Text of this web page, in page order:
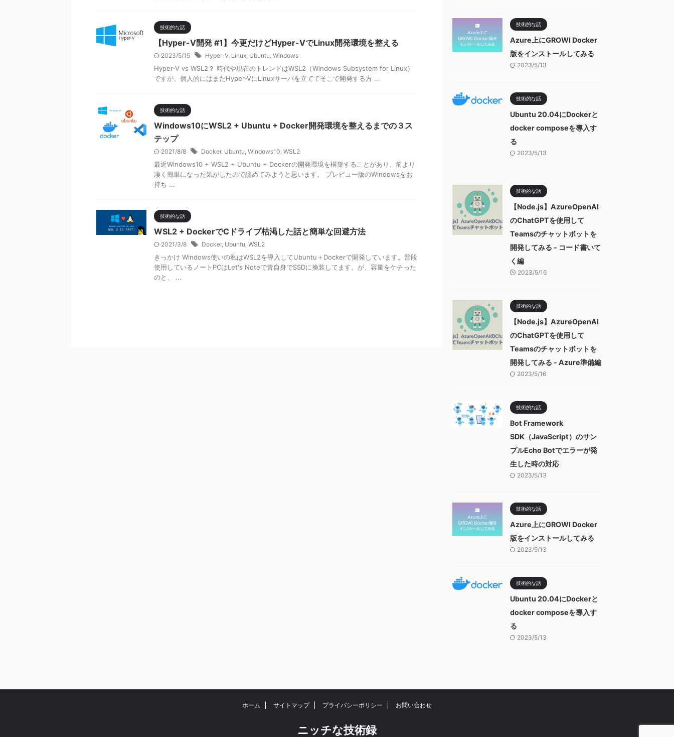
技術的な話
【Hyper-V開発 #1】今更だけどHyper-VでLinux開発環境を整える
2023/5/15 Hyper-V, Linux, Ubuntu, Windows
Hyper-V vs WSL2？ 時代や現在のトレンドはWSL2（Windows Subsystem for Linux）
ですが、個人的にはまだHyper-VにLinuxサーバを立ててそこで開発する方 ...
技術的な話
Windows10にWSL2 + Ubuntu + Docker開発環境を整えるまでの３ス
テップ
2021/8/8 Docker, Ubuntu, Windows10, WSL2
最近Windows10 + WSL2 + Ubuntu + Dockerの開発環境を構築することがあり、前より
凄く簡単になった気がしたので纏めてみようと思います。 プレビュー版のWindowsをお
持ち ...
技術的な話
WSL2 + DockerでCドライブ枯渇した話と簡単な回避方法
2021/3/8 Docker, Ubuntu, WSL2
きっかけ Windows使いの私はWSL2を導入してUbuntu＋Dockerで開発しています。普段
使用しているノートPCはLet's Noteで昔自身でSSDに換装してます。が、容量をケチった
のと、 ...
技術的な話
Azure上にGROWI Docker
版をインストールしてみる
2023/5/13
技術的な話
Ubuntu 20.04にDockerと
docker composeを導入す
る
2023/5/13
技術的な話
【Node.js】AzureOpenAI
のChatGPTを使用して
Teamsのチャットボットを
開発してみる - コード書いて
く編
2023/5/16
技術的な話
【Node.js】AzureOpenAI
のChatGPTを使用して
Teamsのチャットボットを
開発してみる - Azure準備編
2023/5/16
技術的な話
Bot Framework
SDK（JavaScript）のサン
プルEcho Botでエラーが発
生した時の対応
2023/5/13
技術的な話
Azure上にGROWI Docker
版をインストールしてみる
2023/5/13
技術的な話
Ubuntu 20.04にDockerと
docker composeを導入す
る
2023/5/13
ホーム サイトマップ プライバシーポリシー お問い合わせ
ニッチな技術録